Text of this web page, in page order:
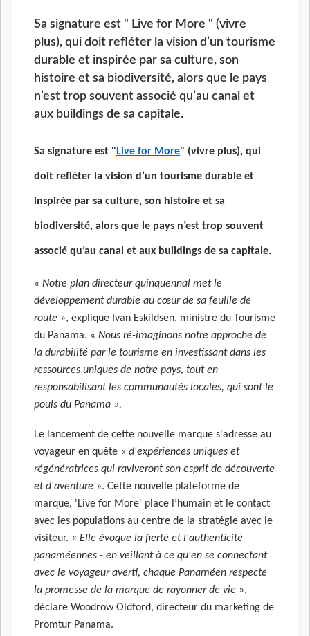
Sa signature est " Live for More " (vivre
plus), qui doit refléter la vision d’un tourisme
durable et inspirée par sa culture, son
histoire et sa biodiversité, alors que le pays
n’est trop souvent associé qu’au canal et
aux buildings de sa capitale.
Sa signature est " Live for More" (vivre plus), qui
doit refléter la vision d’un tourisme durable et
inspirée par sa culture, son histoire et sa
biodiversité, alors que le pays n’est trop souvent
associé qu’au canal et aux buildings de sa capitale.
« Notre plan directeur quinquennal met le
développement durable au cœur de sa feuille de
route », explique Ivan Eskildsen, ministre du Tourisme
du Panama. « Nous ré-imaginons notre approche de
la durabilité par le tourisme en investissant dans les
ressources uniques de notre pays, tout en
responsabilisant les communautés locales, qui sont le
pouls du Panama ».
Le lancement de cette nouvelle marque s'adresse au
voyageur en quête « d'expériences uniques et
régénératrices qui raviveront son esprit de découverte
et d'aventure ». Cette nouvelle plateforme de
marque, 'Live for More' place l’humain et le contact
avec les populations au centre de la stratégie avec le
visiteur. « Elle évoque la fierté et l'authenticité
panaméennes - en veillant à ce qu'en se connectant
avec le voyageur averti, chaque Panaméen respecte
la promesse de la marque de rayonner de vie »,
déclare Woodrow Oldford, directeur du marketing de
Promtur Panama.